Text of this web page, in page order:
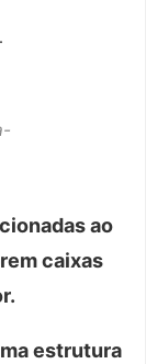
ao
caixas
estrutura